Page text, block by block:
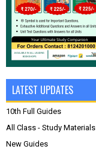
LATEST UPDATES
10th Full Guides
All Class - Study Materials
New Guides